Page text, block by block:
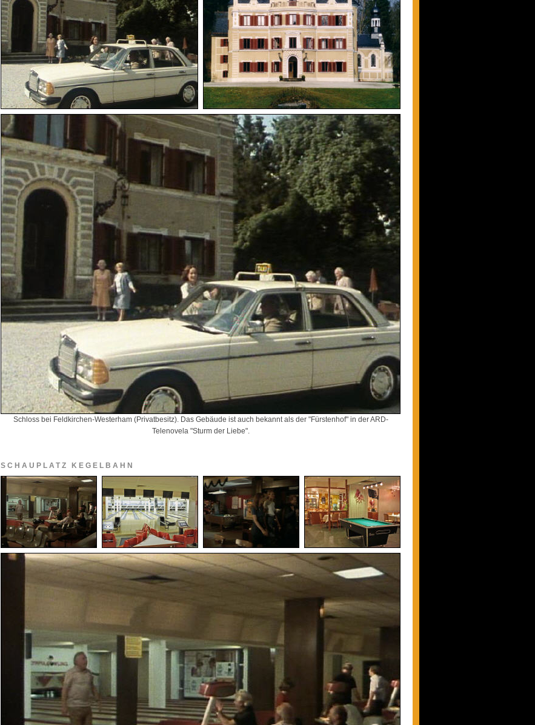
Schloss bei Feldkirchen-Westerham (Privatbesitz). Das Gebäude ist auch bekannt als der "Fürstenhof" in der ARD-
Telenovela "Sturm der Liebe".
SCHAUPLATZ KEGELBAHN